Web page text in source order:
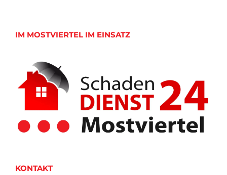
IM MOSTVIERTEL IM EINSATZ
KONTAKT